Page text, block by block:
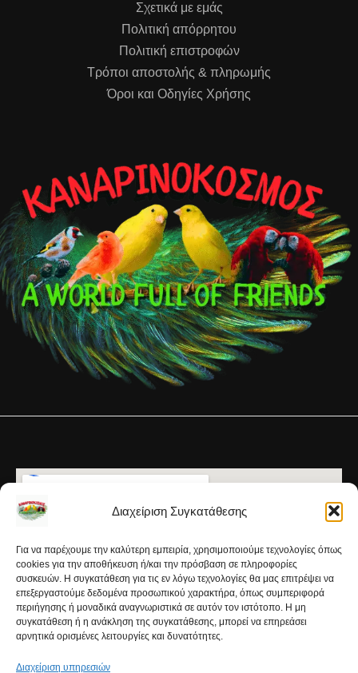
Διαχείριση Συγκατάθεσης
Για να παρέχουμε την καλύτερη εμπειρία, χρησιμοποιούμε τεχνολογίες όπως
cookies για την αποθήκευση ή/και την πρόσβαση σε πληροφορίες
συσκευών. Η συγκατάθεση για τις εν λόγω τεχνολογίες θα μας επιτρέψει να
επεξεργαστούμε δεδομένα προσωπικού χαρακτήρα, όπως συμπεριφορά
περιήγησης ή μοναδικά αναγνωριστικά σε αυτόν τον ιστότοπο. Η μη
συγκατάθεση ή η ανάκληση της συγκατάθεσης, μπορεί να επηρεάσει
αρνητικά ορισμένες λειτουργίες και δυνατότητες.
Διαχείριση υπηρεσιών
Σχετικά με εμάς
Πολιτική απόρρητου
Πολιτική επιστροφών
Τρόποι αποστολής & πληρωμής
Όροι και Οδηγίες Χρήσης